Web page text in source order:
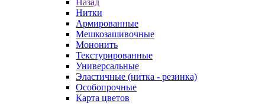
Назад
Нитки
Армированные
Мешкозашивочные
Мононить
Текстурированные
Универсальные
Эластичные (нитка - резинка)
Особопрочные
Карта цветов